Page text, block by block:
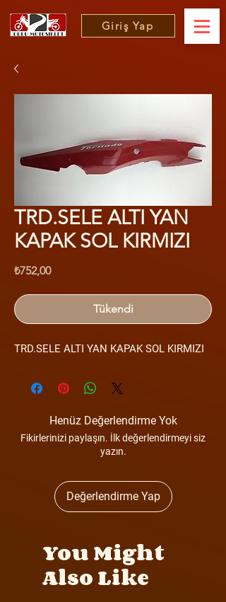
Giriş Yap
TRD.SELE ALTI YAN
KAPAK SOL KIRMIZI
₺752,00Fiyat
Tükendi
TRD.SELE ALTI YAN KAPAK SOL KIRMIZI
Henüz Değerlendirme Yok
Fikirlerinizi paylaşın. İlk değerlendirmeyi siz
yazın.
Değerlendirme Yap
You Might
Also Like